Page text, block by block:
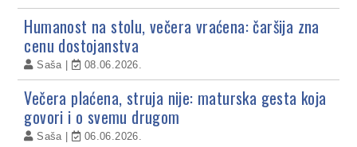
Humanost na stolu, večera vraćena: čaršija zna
cenu dostojanstva
Saša 08.06.2026.
Večera plaćena, struja nije: maturska gesta koja
govori i o svemu drugom
Saša 06.06.2026.